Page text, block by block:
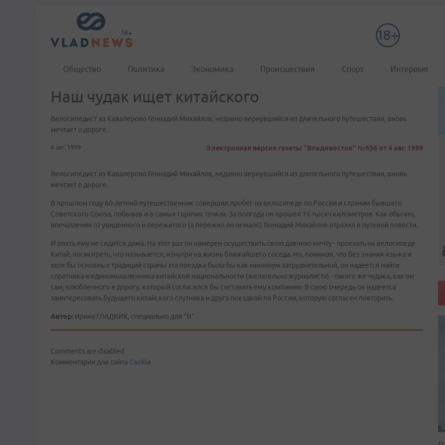
Общество Политика Экономика Происшествия Спорт Интервью
Наш чудак ищет китайского
Велосипедист из Кавалерово Геннадий Михайлов, недавно вернувшийся из длительного путешествия, вновь
мечтает о дороге.
4 авг. 1999 Электронная версия газеты "Владивосток" №636 от 4 авг. 1999
Велосипедист из Кавалерово Геннадий Михайлов, недавно вернувшийся из длительного путешествия, вновь
мечтает о дороге.
В прошлом году 60-летний путешественник совершил пробег на велосипеде по России и странам бывшего
Советского Союза, побывав и в самых горячих точках. За полгода он прошел 16 тысяч километров. Как обычно,
впечатления от увиденного и пережитого (а пережил он немало) Геннадий Михайлов отразил в путевой повести.
И опять ему не сидится дома. На этот раз он намерен осуществить свою давнюю мечту - проехать на велосипеде
Китай, посмотреть, что называется, изнутри на жизнь ближайшего соседа. Но, понимая, что без знания языка и
хотя бы основных традиций страны эта поездка была бы как минимум затруднительной, он надеется найти
соратника и единомышленника китайской национальности (желательно журналиста) - такого же чудака, как он
сам, влюбленного в дорогу, который согласился бы составить ему компанию. В свою очередь он надеется
заинтересовать будущего китайского спутника и друга поездкой по России, которую согласен повторить.
Автор: Ирина ГЛАДКИХ, специально для "В"
Comments are disabled
Комментарии для сайта Cackle